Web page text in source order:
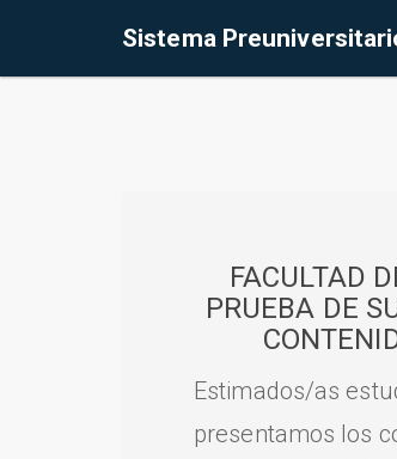
Sistema
FACULTAD
PRUEBA DE
Estimados/as
presentamos los